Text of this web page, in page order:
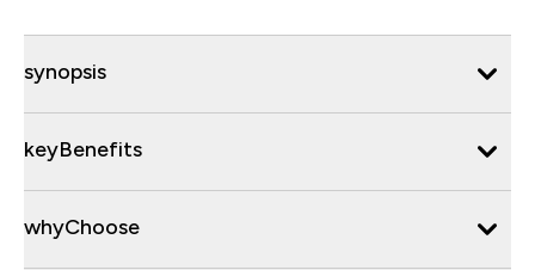
synopsis
keyBenefits
whyChoose